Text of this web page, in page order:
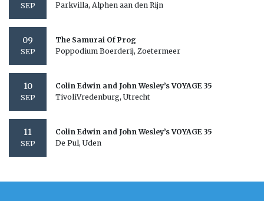
SEP
Parkvilla, Alphen aan den Rijn
09
SEP
The Samurai Of Prog
Poppodium Boerderij, Zoetermeer
10
SEP
Colin Edwin and John Wesley’s VOYAGE 35
TivoliVredenburg, Utrecht
11
SEP
Colin Edwin and John Wesley’s VOYAGE 35
De Pul, Uden